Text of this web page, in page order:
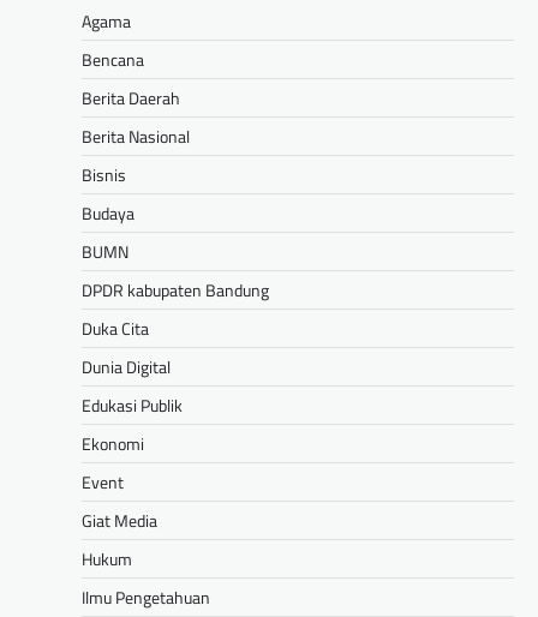
Agama
Bencana
Berita Daerah
Berita Nasional
Bisnis
Budaya
BUMN
DPDR kabupaten Bandung
Duka Cita
Dunia Digital
Edukasi Publik
Ekonomi
Event
Giat Media
Hukum
Ilmu Pengetahuan